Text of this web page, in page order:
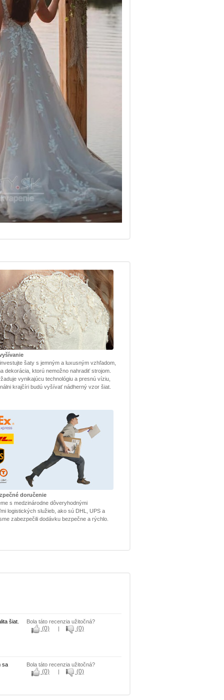
šaty s jemným a luxusným vzhľadom,
dekorácia, ktorú nemožno nahradiť strojom.
vynikajúcu technológiu a presnú víziu,
krajčíri budú vyšívať nádherný vzor šiat.
doručenie
s medzinárodne dôveryhodnými
logistických služieb, ako sú DHL, UPS a
zabezpečili dodávku bezpečne a rýchlo.
šiat.
Bola táto recenzia užitočná?
(0) | (0)
sa
Bola táto recenzia užitočná?
(0) | (0)